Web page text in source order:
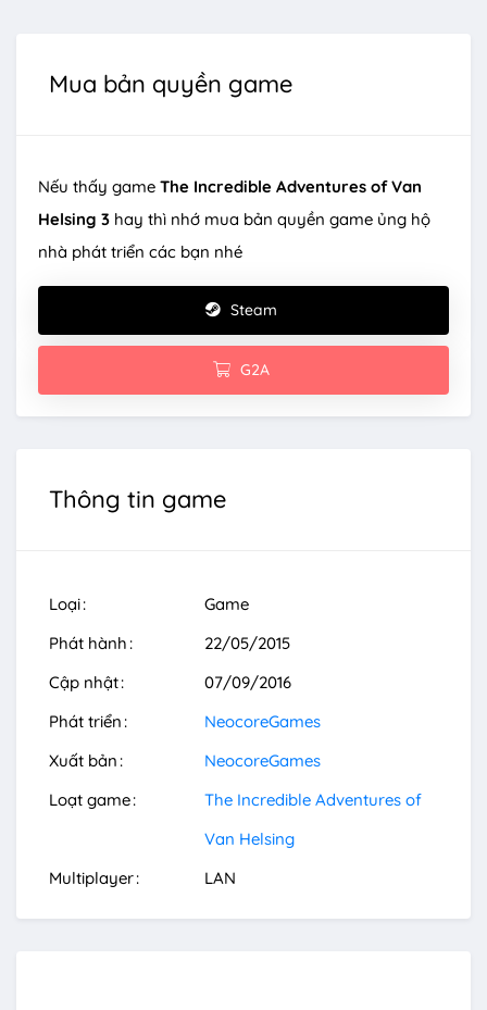
Mua bản quyền game
Nếu thấy game The Incredible Adventures of Van
Helsing 3 hay thì nhớ mua bản quyền game ủng hộ
nhà phát triển các bạn nhé
Steam
G2A
Thông tin game
Loại
Game
Phát hành
22/05/2015
Cập nhật
07/09/2016
Phát triển
NeocoreGames
Xuất bản
NeocoreGames
Loạt game
The Incredible Adventures of
Van Helsing
Multiplayer
LAN